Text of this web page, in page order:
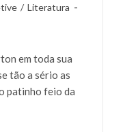
/ Literatura
em toda sua
tão a sério as
patinho feio da